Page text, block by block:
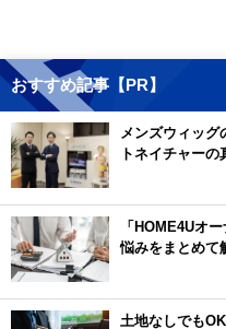
おすすめ記事【PR】
メンズウィッ
トネイチャーの
「HOME4Uオ
悩みをまとめて
土地なしでも